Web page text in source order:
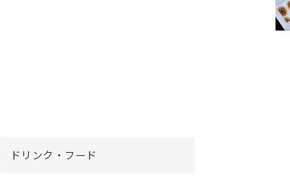
ドリンク・フード